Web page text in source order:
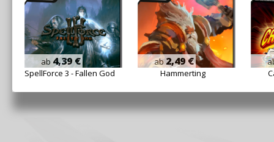
ab 4,39 €
SpellForce 3 - Fallen God
ab2,49 €
Hammerting